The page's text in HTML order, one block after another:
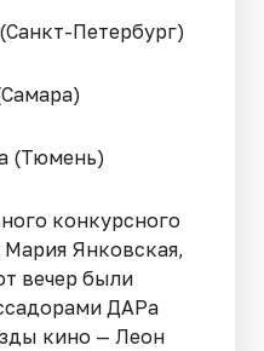
Петербург)
(Тюмень)
конкурсного
Янковская,
вечер были
ДАРа
кино — Леон